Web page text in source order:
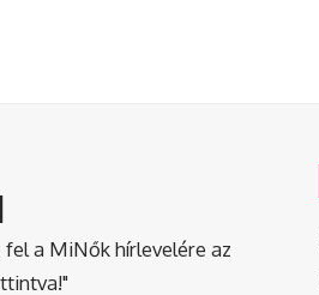
a MiNők hírlevelére az